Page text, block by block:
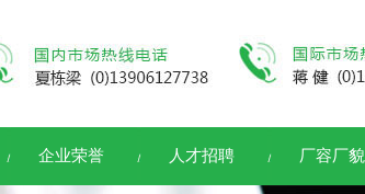
企业荣誉 人才招聘 厂容厂貌